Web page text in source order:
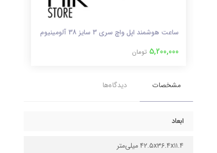
ساعت هوشمند اپل واچ سری 3 سایز 38 آلومینیوم
5,200,000 تومان
مشخصات دیدگاه‌ها
ابعاد
۴۲.۵x۳۶.۴x۱۱.۴ میلی‌متر